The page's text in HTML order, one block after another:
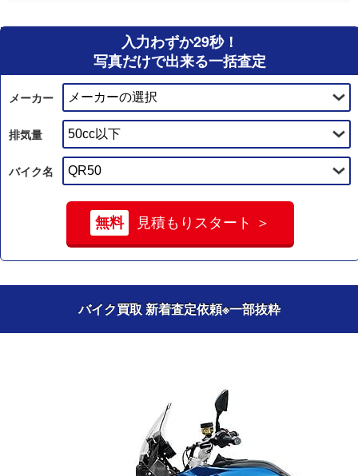
入力わずか29秒！
写真だけで出来る一括査定
メーカー
排気量
バイク名
無料 見積もりスタート ＞
バイク買取 新着査定依頼※一部抜粋